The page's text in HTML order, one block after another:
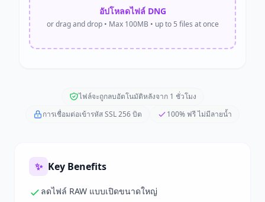
อัปโหลดไฟล์ DNG
or drag and drop • Max 100MB • up to 5 files at once
ไฟล์จะถูกลบอัตโนมัติหลังจาก 1 ชั่วโมง
การเชื่อมต่อเข้ารหัส SSL 256 บิต
100% ฟรี ไม่มีลายน้ำ
✨ Key Benefits
ลดไฟล์ RAW แบบเปิดขนาดใหญ่